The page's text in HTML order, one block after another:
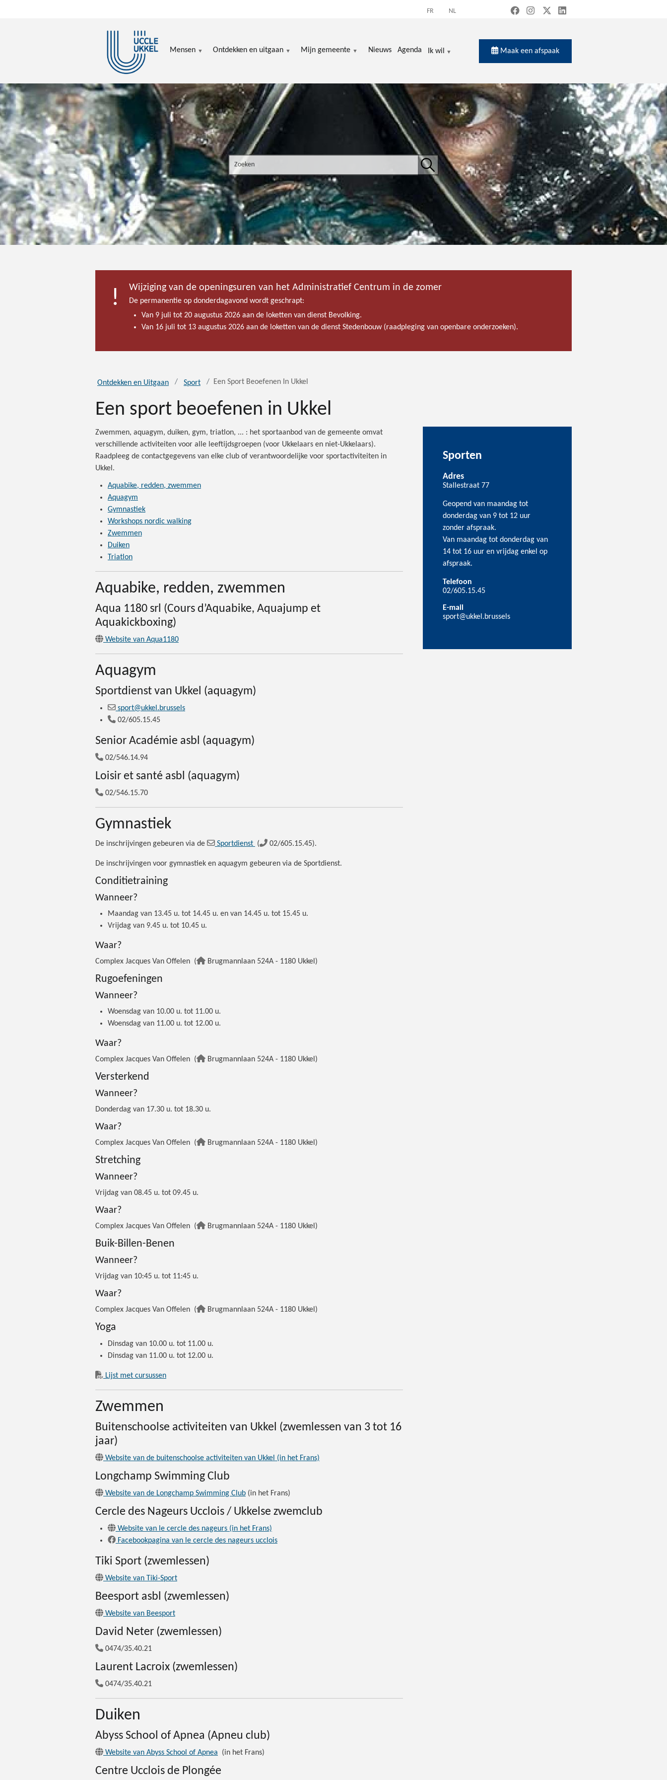
FR NL
Mensen Ontdekken en uitgaan Mijn gemeente Nieuws Agenda Ik wil Maak een afspaak
Search the site
Zoeken
Wijziging van de openingsuren van het Administratief Centrum in de zomer
De permanentie op donderdagavond wordt geschrapt:
Van 9 juli tot 20 augustus 2026 aan de loketten van dienst Bevolking.
Van 16 juli tot 13 augustus 2026 aan de loketten van de dienst Stedenbouw (raadpleging van openbare onderzoeken).
Ontdekken en Uitgaan Sport Een Sport Beoefenen In Ukkel
Een sport beoefenen in Ukkel
Zwemmen, aquagym, duiken, gym, triatlon, ... : het sportaanbod van de gemeente omvat
verschillende activiteiten voor alle leeftijdsgroepen (voor Ukkelaars en niet-Ukkelaars).
Raadpleeg de contactgegevens van elke club of verantwoordelijke voor sportactiviteiten in
Ukkel.
Aquabike, redden, zwemmen
Aquagym
Gymnastiek
Workshops nordic walking
Zwemmen
Duiken
Triatlon
Aquabike, redden, zwemmen
Aqua 1180 srl (Cours d’Aquabike, Aquajump et
Aquakickboxing)
Website van Aqua1180
Aquagym
Sportdienst van Ukkel (aquagym)
sport@ukkel.brussels
02/605.15.45
Senior Académie asbl (aquagym)
02/546.14.94
Loisir et santé asbl (aquagym)
02/546.15.70
Gymnastiek
De inschrijvingen gebeuren via de Sportdienst ( 02/605.15.45).
De inschrijvingen voor gymnastiek en aquagym gebeuren via de Sportdienst.
Conditietraining
Wanneer?
Maandag van 13.45 u. tot 14.45 u. en van 14.45 u. tot 15.45 u.
Vrijdag van 9.45 u. tot 10.45 u.
Waar?
Complex Jacques Van Offelen ( Brugmannlaan 524A - 1180 Ukkel)
Rugoefeningen
Wanneer?
Woensdag van 10.00 u. tot 11.00 u.
Woensdag van 11.00 u. tot 12.00 u.
Waar?
Complex Jacques Van Offelen ( Brugmannlaan 524A - 1180 Ukkel)
Versterkend
Wanneer?
Donderdag van 17.30 u. tot 18.30 u.
Waar?
Complex Jacques Van Offelen ( Brugmannlaan 524A - 1180 Ukkel)
Stretching
Wanneer?
Vrijdag van 08.45 u. tot 09.45 u.
Waar?
Complex Jacques Van Offelen ( Brugmannlaan 524A - 1180 Ukkel)
Buik-Billen-Benen
Wanneer?
Vrijdag van 10:45 u. tot 11:45 u.
Waar?
Complex Jacques Van Offelen ( Brugmannlaan 524A - 1180 Ukkel)
Yoga
Dinsdag van 10.00 u. tot 11.00 u.
Dinsdag van 11.00 u. tot 12.00 u.
Lijst met cursussen
Zwemmen
Buitenschoolse activiteiten van Ukkel (zwemlessen van 3 tot 16
jaar)
Website van de buitenschoolse activiteiten van Ukkel (in het Frans)
Longchamp Swimming Club
Website van de Longchamp Swimming Club (in het Frans)
Cercle des Nageurs Ucclois / Ukkelse zwemclub
Website van le cercle des nageurs (in het Frans)
Facebookpagina van le cercle des nageurs ucclois
Tiki Sport (zwemlessen)
Website van Tiki-Sport
Beesport asbl (zwemlessen)
Website van Beesport
David Neter (zwemlessen)
0474/35.40.21
Laurent Lacroix (zwemlessen)
0474/35.40.21
Duiken
Abyss School of Apnea (Apneu club)
Website van Abyss School of Apnea (in het Frans)
Centre Ucclois de Plongée
Sporten
Adres
Stallestraat 77
Geopend van maandag tot
donderdag van 9 tot 12 uur
zonder afspraak.
Van maandag tot donderdag van
14 tot 16 uur en vrijdag enkel op
afspraak.
Telefoon
02/605.15.45
E-mail
sport@ukkel.brussels